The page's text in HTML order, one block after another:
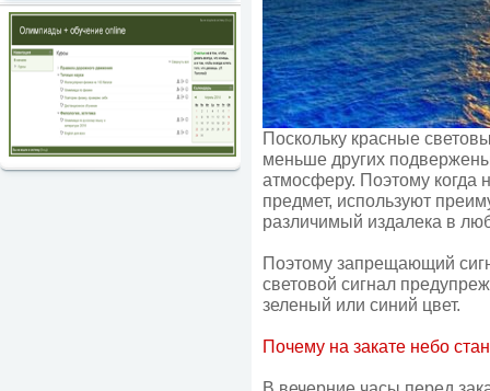
Поскольку красные
меньше других
атмосферу. Поэтому когда
предмет, используют
различимый издалека в
Поэтому запрещающий
световой сигнал
зеленый или синий цвет.
Почему на закате небо